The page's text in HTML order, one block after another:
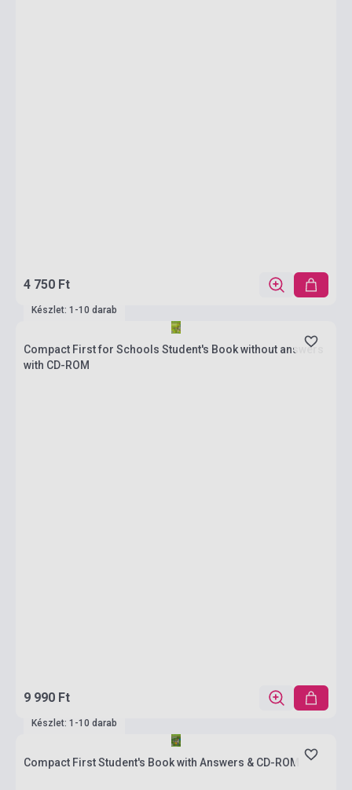
4 750 Ft
Készlet: 1-10 darab
Compact First for Schools Student's Book without answers
with CD-ROM
9 990 Ft
Készlet: 1-10 darab
Compact First Student's Book with Answers & CD-ROM